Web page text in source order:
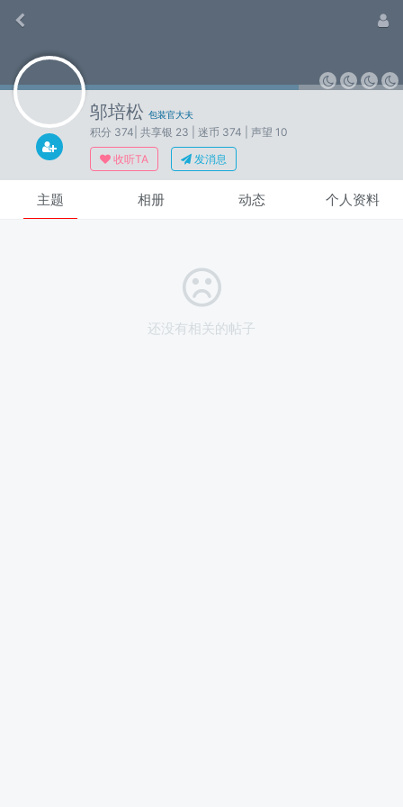
邬培松 包装官大夫
积分 374 | 共享银 23 | 迷币 374
| 声望 10
收听TA
发消息
主题 相册 动态 个人资料
还没有相关的帖子